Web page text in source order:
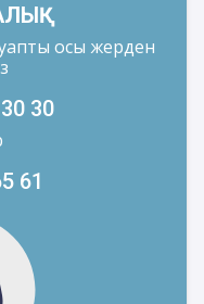
осы жерден
30
61